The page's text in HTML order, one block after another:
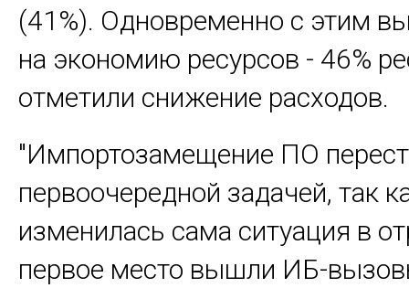
(41%). Одновременно с этим
на экономию ресурсов - 46%
отметили снижение расходов.
"Импортозамещение ПО
первоочередной задачей, так
изменилась сама ситуация в
первое место вышли ИБ-